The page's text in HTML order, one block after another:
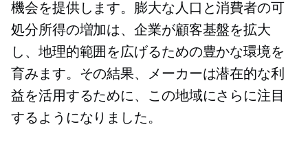
機会を提供します。膨大な人口と消費者の可
処分所得の増加は、企業が顧客基盤を拡大
し、地理的範囲を広げるための豊かな環境を
育みます。その結果、メーカーは潜在的な利
益を活用するために、この地域にさらに注目
するようになりました。